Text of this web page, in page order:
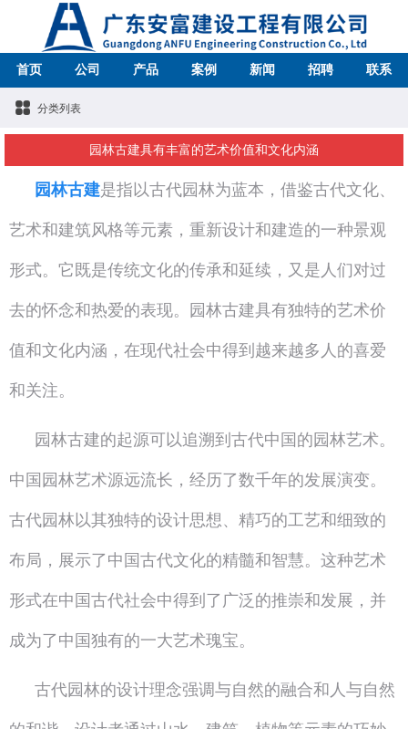
首页 公司 产品 案例 新闻 招聘 联系
分类列表
园林古建具有丰富的艺术价值和文化内涵
园林古建是指以古代园林为蓝本，借鉴古代文化、
艺术和建筑风格等元素，重新设计和建造的一种景观
形式。它既是传统文化的传承和延续，又是人们对过
去的怀念和热爱的表现。园林古建具有独特的艺术价
值和文化内涵，在现代社会中得到越来越多人的喜爱
和关注。
园林古建的起源可以追溯到古代中国的园林艺术。
中国园林艺术源远流长，经历了数千年的发展演变。
古代园林以其独特的设计思想、精巧的工艺和细致的
布局，展示了中国古代文化的精髓和智慧。这种艺术
形式在中国古代社会中得到了广泛的推崇和发展，并
成为了中国独有的一大艺术瑰宝。
古代园林的设计理念强调与自然的融合和人与自然